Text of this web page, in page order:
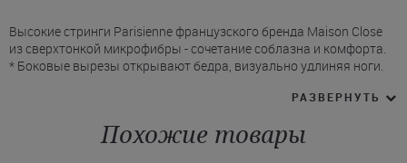
Высокие стринги Parisienne французского бренда Maison Close
из сверхтонкой микрофибры - сочетание соблазна и комфорта.
* Боковые вырезы открывают бедра, визуально удлиняя ноги.
Поспешите купить серые стринги Мейсон Клоз на Juliette по
приятной цене. Поможем оформить быструю доставку в Днепр,
РАЗВЕРНУТЬ
Похожие товары